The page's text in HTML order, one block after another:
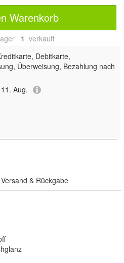
Warenkorb
1 verkauft
Debitkarte,
Überweisung, Bezahlung nach
Aug.
& Rückgabe